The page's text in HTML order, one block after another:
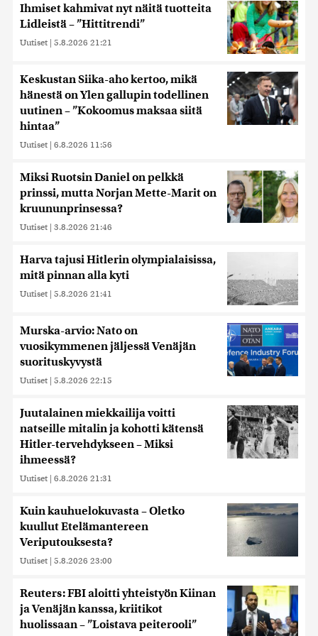
Ihmiset kahmivat nyt näitä tuotteita
Lidleistä – ”Hittitrendi”
Uutiset | 5.8.2026 21:21
Keskustan Siika-aho kertoo, mikä
hänestä on Ylen gallupin todellinen
uutinen – ”Kokoomus maksaa siitä
hintaa”
Uutiset | 6.8.2026 11:56
Miksi Ruotsin Daniel on pelkkä
prinssi, mutta Norjan Mette-Marit on
kruununprinsessa?
Uutiset | 3.8.2026 21:46
Harva tajusi Hitlerin olympialaisissa,
mitä pinnan alla kyti
Uutiset | 5.8.2026 21:41
Murska-arvio: Nato on
vuosikymmenen jäljessä Venäjän
suorituskyvystä
Uutiset | 5.8.2026 22:15
Juutalainen miekkailija voitti
natseille mitalin ja kohotti kätensä
Hitler-tervehdykseen – Miksi
ihmeessä?
Uutiset | 6.8.2026 21:31
Kuin kauhuelokuvasta – Oletko
kuullut Etelämantereen
Veriputouksesta?
Uutiset | 5.8.2026 23:00
Reuters: FBI aloitti yhteistyön Kiinan
ja Venäjän kanssa, kriitikot
huolissaan – ”Loistava peiterooli”